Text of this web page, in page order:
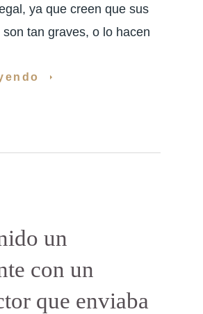
ya que creen que sus
son tan graves, o lo hacen
un
con un
que enviaba